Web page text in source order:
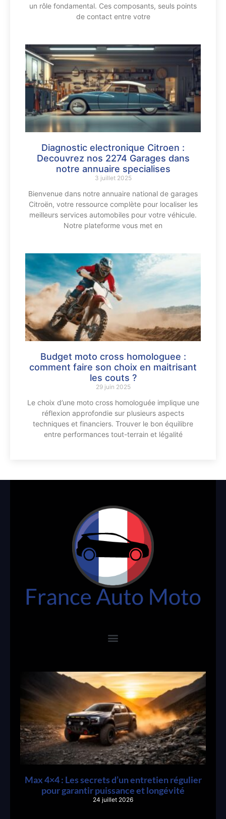
un rôle fondamental. Ces composants, seuls points
de contact entre votre
Diagnostic electronique Citroen :
Decouvrez nos 2274 Garages dans
notre annuaire specialises
3 juillet 2025
Bienvenue dans notre annuaire national de garages
Citroën, votre ressource complète pour localiser les
meilleurs services automobiles pour votre véhicule.
Notre plateforme vous met en
Budget moto cross homologuee :
comment faire son choix en maitrisant
les couts ?
29 juin 2025
Le choix d’une moto cross homologuée implique une
réflexion approfondie sur plusieurs aspects
techniques et financiers. Trouver le bon équilibre
entre performances tout-terrain et légalité
Max 4×4 : Les secrets d’un entretien régulier
pour garantir puissance et longévité
24 juillet 2026